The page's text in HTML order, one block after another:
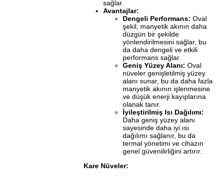
sağlar.
Avantajlar:
Dengeli Performans: Oval
şekil, manyetik akının daha
düzgün bir şekilde
yönlendirilmesini sağlar, bu
da daha dengeli ve etkili
performans sağlar.
Geniş Yüzey Alanı: Oval
nüveler genişletilmiş yüzey
alanı sunar, bu da daha fazla
manyetik akının işlenmesine
ve düşük enerji kayıplarına
olanak tanır.
İyileştirilmiş Isı Dağılımı:
Daha geniş yüzey alanı
sayesinde daha iyi ısı
dağılımı sağlanır, bu da
termal yönetimi ve cihazın
genel güvenilirliğini artırır.
Kare Nüveler: